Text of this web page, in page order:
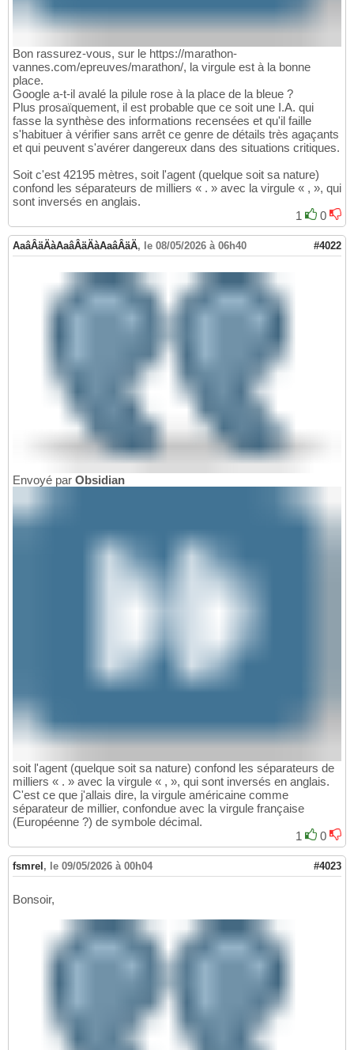
Bon rassurez-vous, sur le https://marathon-
vannes.com/epreuves/marathon/, la virgule est à la bonne
place.
Google a-t-il avalé la pilule rose à la place de la bleue ?
Plus prosaïquement, il est probable que ce soit une I.A. qui
fasse la synthèse des informations recensées et qu'il faille
s'habituer à vérifier sans arrêt ce genre de détails très agaçants
et qui peuvent s'avérer dangereux dans des situations critiques.
Soit c'est 42195 mètres, soit l'agent (quelque soit sa nature)
confond les séparateurs de milliers « . » avec la virgule « , », qui
sont inversés en anglais.
1
0
AaâÂäÄàAaâÂäÄàAaâÂäÄ, le 08/05/2026 à 06h40 #4022
Envoyé par Obsidian
soit l'agent (quelque soit sa nature) confond les séparateurs de
milliers « . » avec la virgule « , », qui sont inversés en anglais.
C'est ce que j'allais dire, la virgule américaine comme
séparateur de millier, confondue avec la virgule française
(Européenne ?) de symbole décimal.
1
0
fsmrel , le 09/05/2026 à 00h04 #4023
Bonsoir,